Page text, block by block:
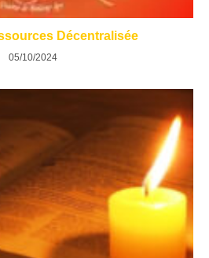
Décentralisée
05/10/2024